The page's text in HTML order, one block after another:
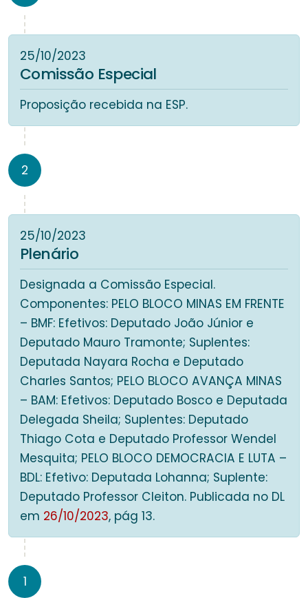
25/10/2023
Comissão Especial
Proposição recebida na ESP.
2
25/10/2023
Plenário
Designada a Comissão Especial.
Componentes: PELO BLOCO MINAS EM FRENTE
– BMF: Efetivos: Deputado João Júnior e
Deputado Mauro Tramonte; Suplentes:
Deputada Nayara Rocha e Deputado
Charles Santos; PELO BLOCO AVANÇA MINAS
– BAM: Efetivos: Deputado Bosco e Deputada
Delegada Sheila; Suplentes: Deputado
Thiago Cota e Deputado Professor Wendel
Mesquita; PELO BLOCO DEMOCRACIA E LUTA –
BDL: Efetivo: Deputada Lohanna; Suplente:
Deputado Professor Cleiton. Publicada no DL
em 26/10/2023, pág 13.
1